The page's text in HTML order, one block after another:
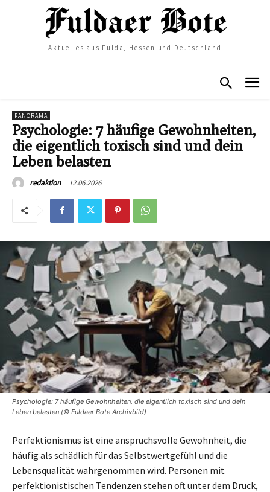
Aktuelles aus Fulda, Hessen und Deutschland
PANORAMA
Psychologie: 7 häufige Gewohnheiten,
die eigentlich toxisch sind und dein
Leben belasten
redaktion 12.06.2026
Psychologie: 7 häufige Gewohnheiten, die eigentlich toxisch sind und dein
Leben belasten (© Fuldaer Bote Archivbild)
Perfektionismus ist eine anspruchsvolle Gewohnheit, die
häufig als schädlich für das Selbstwertgefühl und die
Lebensqualität wahrgenommen wird. Personen mit
perfektionistischen Tendenzen stehen oft unter dem Druck,